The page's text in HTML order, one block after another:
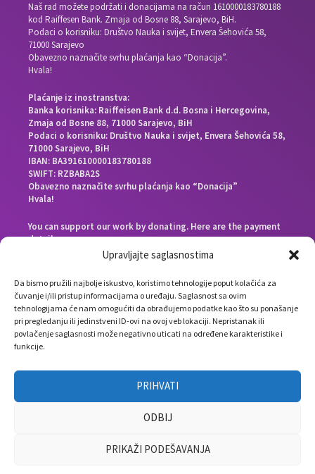
Upravljajte saglasnostima
Da bismo pružili najbolje iskustvo, koristimo tehnologije poput kolačića za
čuvanje i/ili pristup informacijama o uređaju. Saglasnost sa ovim
tehnologijama će nam omogućiti da obrađujemo podatke kao što su ponašanje
pri pregledanju ili jedinstveni ID-ovi na ovoj veb lokaciji. Nepristanak ili
povlačenje saglasnosti može negativno uticati na određene karakteristike i
funkcije.
PRIHVATI
ODBIJ
PRIKAŽI PODEŠAVANJA
Naš rad možete podržati i donacijama na račun 1610000183780188
kod Raiffesen Bank. Zmaja od Bosne 88, Sarajevo, BiH.
Podaci o korisniku: Društvo Nauka i svijet, Envera Šehovića 58,
71000 Sarajevo
Obavezno naznačite svrhu plaćanja kao “Donacija”.
Hvala!
Plaćanje iz inostranstva:
Banka korisnika: Raiffeisen Bank d.d. Bosna i Hercegovina,
Zmaja od Bosne 88, 71000 Sarajevo, BiH
Podaci o korisniku: Društvo Nauka i svijet, Envera Šehovića 58,
71000 Sarajevo, BiH
IBAN: BA391610000183780188
SWIFT: RZBABA2S
Obavezno naznačite svrhu plaćanja kao “Donacija”
Hvala!
You can support our work by donating. Here are the payment
details:
Beneficiary bank: Raiffeisen Bank d.d. Bosna i Hercegovina,
Zmaja od Bosne 88, 71000 Sarajevo, Bosnia and Herzegovina
End beneficiary: Društvo Nauka i svijet, Envera Šehovića 58,
71000 Sarajevo, Bosnia and Herzegovina
IBAN: BA391610000183780188
SWIFT: RZBABA2S
Please note the payment purpose as “Donation”
Thank you!
info(at)naukagovori.ba